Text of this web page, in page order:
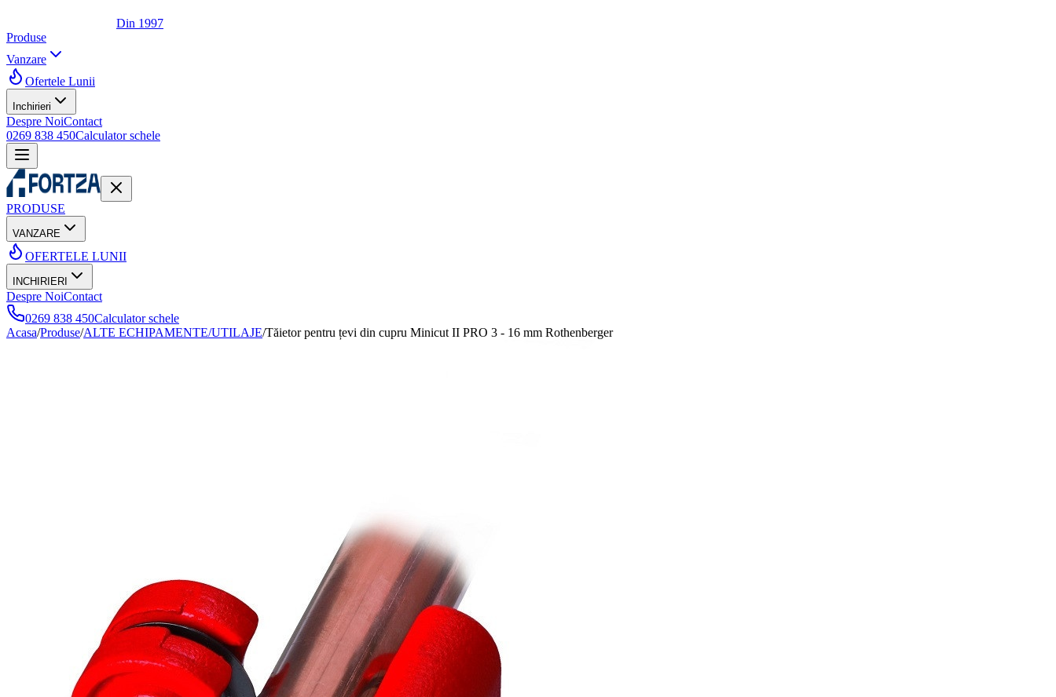
Din 1997
Produse
Vanzare
Ofertele Lunii
Inchirieri
Despre NoiContact
0269 838 450Calculator schele
PRODUSE
VANZARE
OFERTELE LUNII
INCHIRIERI
Despre NoiContact
0269 838 450Calculator schele
Acasa/Produse/ALTE ECHIPAMENTE/UTILAJE/Tăietor pentru țevi din cupru Minicut II PRO 3 - 16 mm Rothenberger